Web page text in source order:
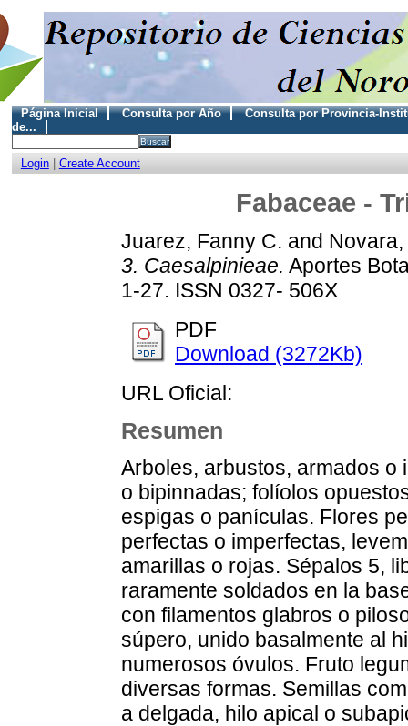
Página Inicial Consulta por Año
Consulta por Provincia-
de...
Login| Create Account
Fabaceae -
Juarez, Fanny C. and
3. Caesalpinieae. Aportes
1-27. ISSN 0327- 506X
PDF
Download (3272Kb)
URL Oficial:
Resumen
Arboles, arbustos, armados
o bipinnadas; folíolos
espigas o panículas. Flores
perfectas o imperfectas,
amarillas o rojas. Sépalos 5,
raramente soldados en la
con filamentos glabros o
súpero, unido basalmente al
numerosos óvulos. Fruto
diversas formas. Semillas
a delgada, hilo apical o